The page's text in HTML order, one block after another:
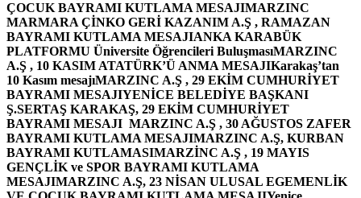
ÇOCUK BAYRAMI KUTLAMA MESAJIMARZINC
MARMARA ÇİNKO GERİ KAZANIM A.Ş , RAMAZAN
BAYRAMI KUTLAMA MESAJIANKA KARABÜK
PLATFORMU Üniversite Öğrencileri BuluşmasıMARZINC
A.Ş , 10 KASIM ATATÜRK’Ü ANMA MESAJIKarakaş’tan
10 Kasım mesajıMARZINC A.Ş , 29 EKİM CUMHURİYET
BAYRAMI MESAJIYENİCE BELEDİYE BAŞKANI
Ş.SERTAŞ KARAKAŞ, 29 EKİM CUMHURİYET
BAYRAMI MESAJI MARZINC A.Ş , 30 AĞUSTOS ZAFER
BAYRAMI KUTLAMA MESAJIMARZINC A.Ş, KURBAN
BAYRAMI KUTLAMASIMARZİNC A.Ş , 19 MAYIS
GENÇLİK ve SPOR BAYRAMI KUTLAMA
MESAJIMARZINC A.Ş, 23 NİSAN ULUSAL EGEMENLİK